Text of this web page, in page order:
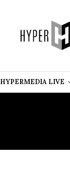
HYPERMEDIA LIVE